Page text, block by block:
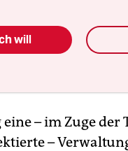
– im Zuge der
–
will